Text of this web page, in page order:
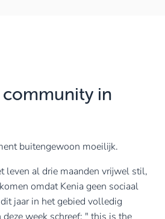
in
buitengewoon moeilijk.
leven al drie maanden vrijwel stil,
omdat Kenia geen sociaal
jaar in het gebied volledig